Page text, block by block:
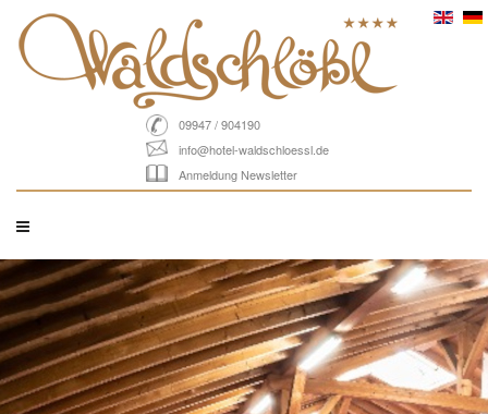
09947 / 904190
info@hotel-waldschloessl.de
Anmeldung Newsletter